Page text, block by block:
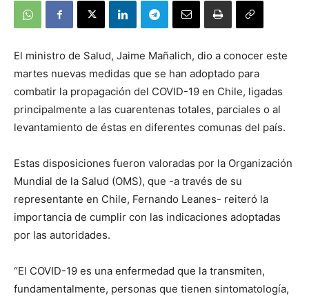
El ministro de Salud, Jaime Mañalich, dio a conocer este
martes nuevas medidas que se han adoptado para
combatir la propagación del COVID-19 en Chile, ligadas
principalmente a las cuarentenas totales, parciales o al
levantamiento de éstas en diferentes comunas del país.
Estas disposiciones fueron valoradas por la Organización
Mundial de la Salud (OMS), que -a través de su
representante en Chile, Fernando Leanes- reiteró la
importancia de cumplir con las indicaciones adoptadas
por las autoridades.
“El COVID-19 es una enfermedad que la transmiten,
fundamentalmente, personas que tienen sintomatología,